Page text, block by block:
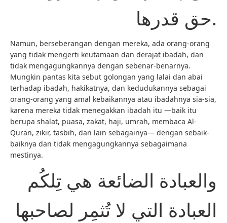
حق قدرها.
Namun, berseberangan dengan mereka, ada orang-orang
yang tidak mengerti keutamaan dan derajat ibadah, dan
tidak mengagungkannya dengan sebenar-benarnya.
Mungkin pantas kita sebut golongan yang lalai dan abai
terhadap ibadah, hakikatnya, dan kedudukannya sebagai
orang-orang yang amal kebaikannya atau ibadahnya sia-sia,
karena mereka tidak menegakkan ibadah itu —baik itu
berupa shalat, puasa, zakat, haji, umrah, membaca Al-
Quran, zikir, tasbih, dan lain sebagainya— dengan sebaik-
baiknya dan tidak mengagungkannya sebagaimana
mestinya.
والعبادة الضائعة هي تِلكُم
العبادة التي لا تُثمِر لصاحبها